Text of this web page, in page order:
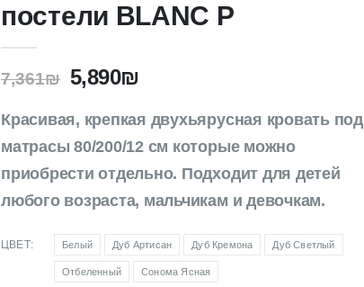
постели BLANC P
7,361₪ 5,890₪
Красивая, крепкая двухьярусная кровать под
матрасы 80/200/12 см которые можно
приобрести отдельно. Подходит для детей
любого возраста, мальчикам и девочкам.
ЦВЕТ Белый Дуб Артисан Дуб Кремона Дуб Светлый
Отбеленный Сонома Ясная